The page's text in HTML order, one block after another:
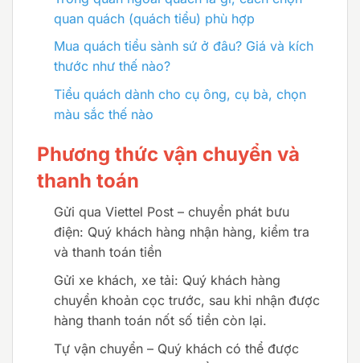
quan quách (quách tiểu) phù hợp
Mua quách tiểu sành sứ ở đâu? Giá và kích
thước như thế nào?
Tiểu quách dành cho cụ ông, cụ bà, chọn
màu sắc thế nào
Phương thức vận chuyển và
thanh toán
Gửi qua Viettel Post – chuyển phát bưu
điện: Quý khách hàng nhận hàng, kiểm tra
và thanh toán tiền
Gửi xe khách, xe tải: Quý khách hàng
chuyển khoản cọc trước, sau khi nhận được
hàng thanh toán nốt số tiền còn lại.
Tự vận chuyển – Quý khách có thể được